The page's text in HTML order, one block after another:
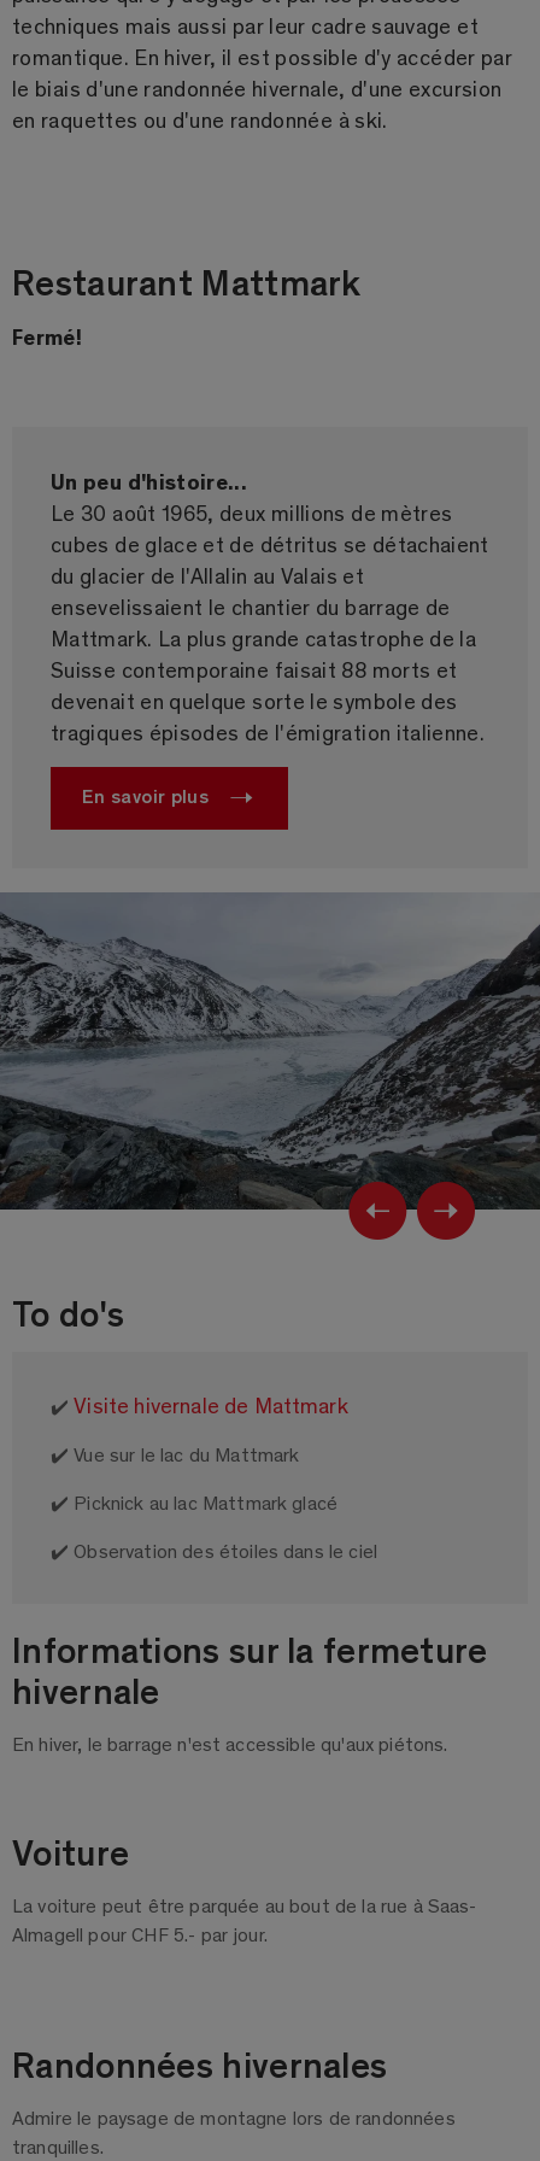
techniques mais aussi par leur cadre sauvage et
romantique. En hiver, il est possible d'y accéder par
le biais d'une randonnée hivernale, d'une excursion
en raquettes ou d'une randonnée à ski.
Restaurant Mattmark
Fermé!
Un peu d'histoire...
Le 30 août 1965, deux millions de mètres
cubes de glace et de détritus se détachaient
du glacier de l'Allalin au Valais et
ensevelissaient le chantier du barrage de
Mattmark. La plus grande catastrophe de la
Suisse contemporaine faisait 88 morts et
devenait en quelque sorte le symbole des
tragiques épisodes de l'émigration italienne.
En savoir plus
To do's
✔️Visite hivernale de Mattmark
✔️ Vue sur le lac du Mattmark
✔️ Picknick au lac Mattmark glacé
✔️ Observation des étoiles dans le ciel
Informations sur la fermeture
hivernale
En hiver, le barrage n'est accessible qu'aux piétons.
Voiture
La voiture peut être parquée au bout de la rue à Saas-
Almagell pour CHF 5.- par jour.
Randonnées hivernales
Admire le paysage de montagne lors de randonnées
tranquilles.